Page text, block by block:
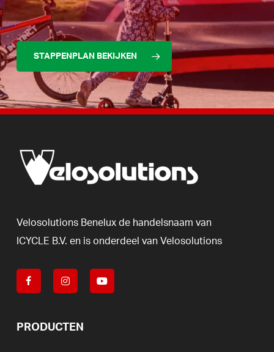
STAPPENPLAN BEKIJKEN
Velosolutions Benelux de handelsnaam van
ICYCLE B.V. en is onderdeel van Velosolutions
PRODUCTEN